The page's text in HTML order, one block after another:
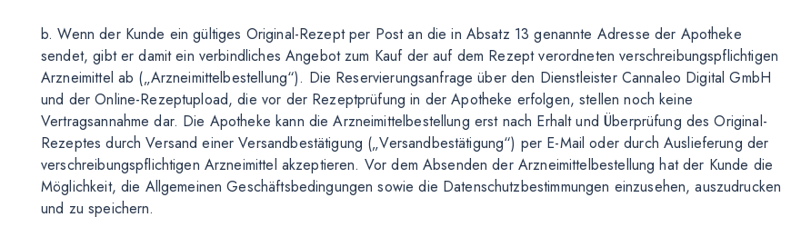
b. Wenn der Kunde ein gültiges Original-Rezept per Post an die in Absatz 13 genannte Adresse der Apotheke
sendet, gibt er damit ein verbindliches Angebot zum Kauf der auf dem Rezept verordneten verschreibungspflichtigen
Arzneimittel ab („Arzneimittelbestellung“). Die Reservierungsanfrage über den Dienstleister Cannaleo Digital GmbH
und der Online-Rezeptupload, die vor der Rezeptprüfung in der Apotheke erfolgen, stellen noch keine
Vertragsannahme dar. Die Apotheke kann die Arzneimittelbestellung erst nach Erhalt und Überprüfung des Original-
Rezeptes durch Versand einer Versandbestätigung („Versandbestätigung“) per E-Mail oder durch Auslieferung der
verschreibungspflichtigen Arzneimittel akzeptieren. Vor dem Absenden der Arzneimittelbestellung hat der Kunde die
Möglichkeit, die Allgemeinen Geschäftsbedingungen sowie die Datenschutzbestimmungen einzusehen, auszudrucken
und zu speichern.